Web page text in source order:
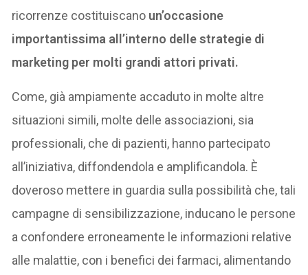
ricorrenze costituiscano un’occasione
importantissima all’interno delle strategie di
marketing per molti grandi attori privati.
Come, già ampiamente accaduto in molte altre
situazioni simili, molte delle associazioni, sia
professionali, che di pazienti, hanno partecipato
all’iniziativa, diffondendola e amplificandola. È
doveroso mettere in guardia sulla possibilità che, tali
campagne di sensibilizzazione, inducano le persone
a confondere erroneamente le informazioni relative
alle malattie, con i benefici dei farmaci, alimentando